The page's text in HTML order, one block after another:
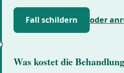
Fall schildern oder
Was kostet die